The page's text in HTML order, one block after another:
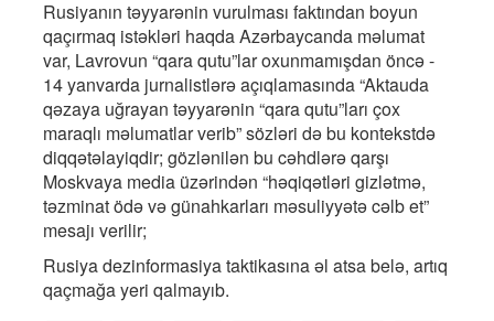
Rusiyanın təyyarənin vurulması faktından boyun
qaçırmaq istəkləri haqda Azərbaycanda məlumat
var, Lavrovun “qara qutu”lar oxunmamışdan öncə -
14 yanvarda jurnalistlərə açıqlamasında “Aktauda
qəzaya uğrayan təyyarənin “qara qutu”ları çox
maraqlı məlumatlar verib” sözləri də bu kontekstdə
diqqətəlayiqdir; gözlənilən bu cəhdlərə qarşı
Moskvaya media üzərindən “həqiqətləri gizlətmə,
təzminat ödə və günahkarları məsuliyyətə cəlb et”
mesajı verilir;
Rusiya dezinformasiya taktikasına əl atsa belə, artıq
qaçmağa yeri qalmayıb.